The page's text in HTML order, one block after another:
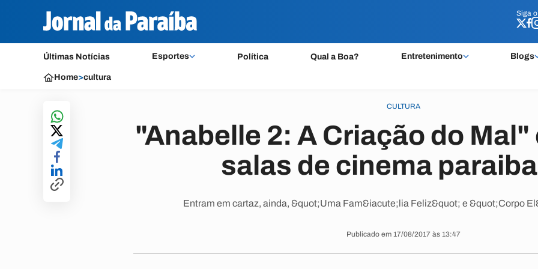
Siga o
Últimas Notícias Esportes Política Qual a Boa? Entretenimento Blogs
Siga o
Home>cultura
CULTURA
"Anabelle 2: A Criação do
salas de cinema
Entram em cartaz, ainda, &quot;Uma Fam&iacute;lia Feliz&quot; e &quot;Corpo
Publicado em 17/08/2017 às 13:47